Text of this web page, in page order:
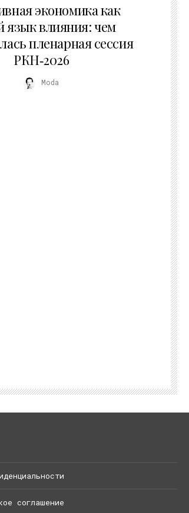
экономика как
язык влияния: чем
пленарная сессия
РКН‑2026
Moda
соглашение